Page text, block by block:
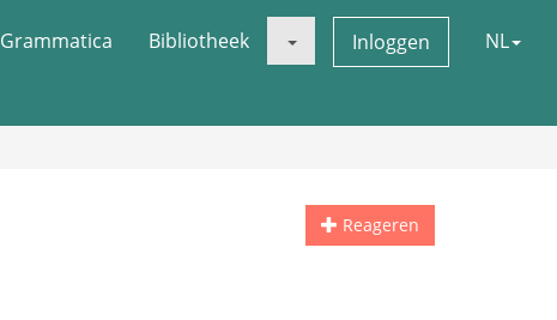
Grammatica Bibliotheek Inloggen NL
Reageren